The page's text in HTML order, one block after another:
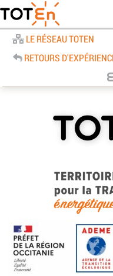
LE RÉSEAU TOTEN
RETOURS
TOTEn
d’Occitanie